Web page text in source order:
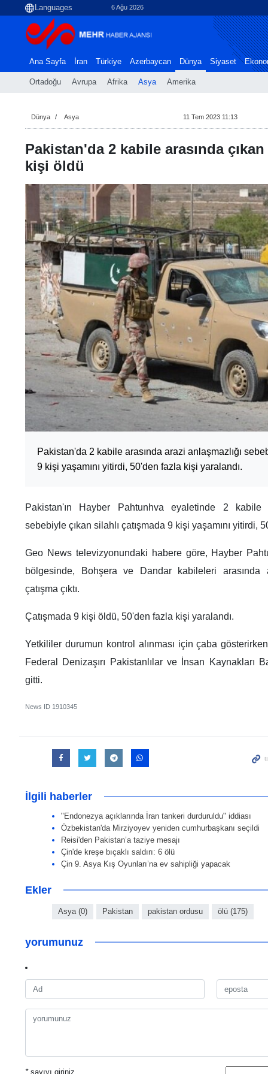
6 Ağu 2026
Ana Sayfa İran Türkiye Azerbaycan Dünya
Ortadoğu Avrupa Afrika Asya Amerika
Siyaset
Dünya Asya 11 Tem 2023 11:13
Pakistan'da 2 kabile arasında
kişi öldü
Pakistan'da 2 kabile arasında arazi anlaşmazlığı
9 kişi yaşamını yitirdi, 50'den fazla kişi yaralandı.
Pakistan'ın Hayber Pahtunhva eyaletinde 2 kabile
sebebiyle çıkan silahlı çatışmada 9 kişi yaşamını yitirdi,
Geo News televizyonundaki habere göre, Hayber
bölgesinde, Bohşera ve Dandar kabileleri arasında
çatışma çıktı.
Çatışmada 9 kişi öldü, 50'den fazla kişi yaralandı.
Yetkililer durumun kontrol alınması için çaba
Federal Denizaşırı Pakistanlılar ve İnsan Kaynakları
gitti.
News ID 1910345
İlgili haberler
"Endonezya açıklarında İran tankeri durduruldu" iddiası
Özbekistan'da Mirziyoyev yeniden cumhurbaşkanı seçildi
Reisi'den Pakistan’a taziye mesajı
Çin'de kreşe bıçaklı saldırı: 6 ölü
Çin 9. Asya Kış Oyunları’na ev sahipliği yapacak
Ekler
Asya (0) Pakistan pakistan ordusu ölü (175)
yorumunuz
*sayıyı giriniz